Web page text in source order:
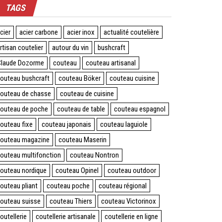
TAGS
acier carbone acier inox
actualité coutelière
coutelier
autour du vin
bushcraft
Dozorme
couteau
couteau artisanal
bushcraft
couteau Böker
couteau cuisine
de chasse
couteau de cuisine
de poche
couteau de table
couteau espagnol
fixe
couteau japonais
couteau laguiole
magazine
couteau Maserin
multifonction
couteau Nontron
nordique
couteau Opinel
couteau outdoor
pliant
couteau poche
couteau régional
suisse
couteau Thiers
couteau Victorinox
coutellerie artisanale coutellerie en ligne